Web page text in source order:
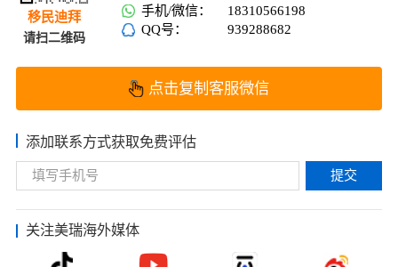
移民迪拜
请扫二维码
手机/微信：
18310566198
QQ号：
939288682
点击复制客服微信
添加联系方式获取免费评估
提交
关注美瑞海外媒体